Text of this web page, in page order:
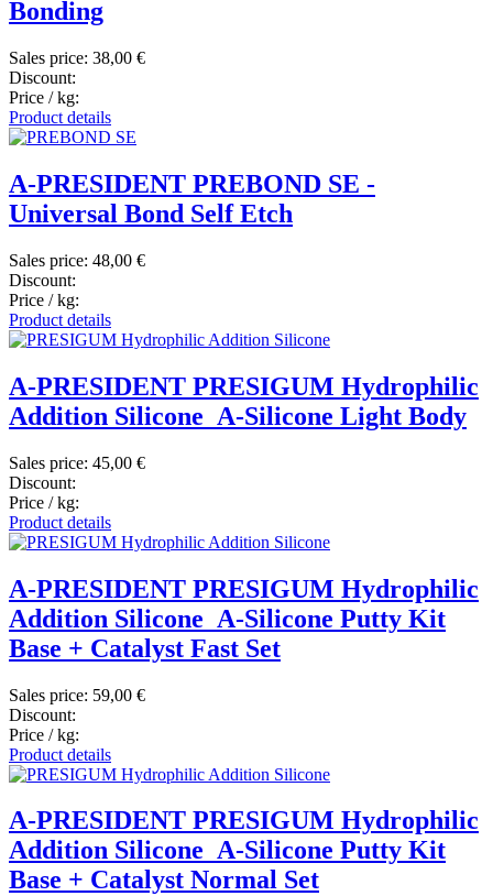
Bonding
Sales price: 38,00 €
Discount:
Price / kg:
Product details
A-PRESIDENT PREBOND SE -
Universal Bond Self Etch
Sales price: 48,00 €
Discount:
Price / kg:
Product details
A-PRESIDENT PRESIGUM Hydrophilic
Addition Silicone_A-Silicone Light Body
Sales price: 45,00 €
Discount:
Price / kg:
Product details
A-PRESIDENT PRESIGUM Hydrophilic
Addition Silicone_A-Silicone Putty Kit
Base + Catalyst Fast Set
Sales price: 59,00 €
Discount:
Price / kg:
Product details
A-PRESIDENT PRESIGUM Hydrophilic
Addition Silicone_A-Silicone Putty Kit
Base + Catalyst Normal Set